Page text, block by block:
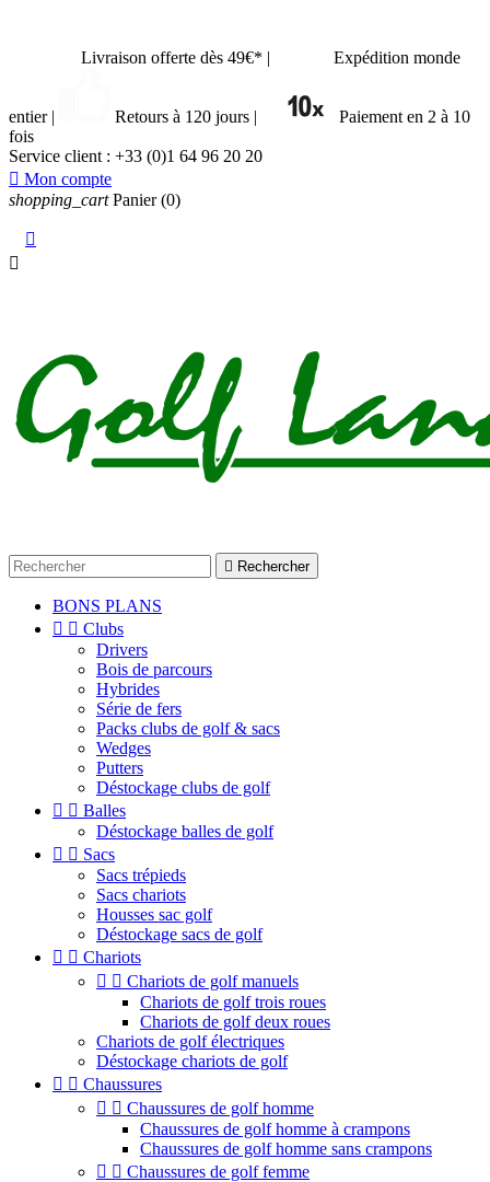
Livraison offerte dès 49€* | Expédition monde
entier | Retours à 120 jours |
Paiement en 2 à 10
fois
Service client : +33 (0)1 64 96 20 20
 Mon compte
shopping_cart Panier (0)


 Rechercher
BONS PLANS
  Clubs
Drivers
Bois de parcours
Hybrides
Série de fers
Packs clubs de golf & sacs
Wedges
Putters
Déstockage clubs de golf
  Balles
Déstockage balles de golf
  Sacs
Sacs trépieds
Sacs chariots
Housses sac golf
Déstockage sacs de golf
  Chariots
  Chariots de golf manuels
Chariots de golf trois roues
Chariots de golf deux roues
Chariots de golf électriques
Déstockage chariots de golf
  Chaussures
  Chaussures de golf homme
Chaussures de golf homme à crampons
Chaussures de golf homme sans crampons
  Chaussures de golf femme